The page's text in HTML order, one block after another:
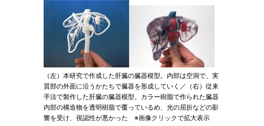
（左）本研究で作成した肝臓の臓器模型。内部は空洞で、実
質部の外面に沿うかたちで臓器を形成していく／（右）従来
手法で製作した肝臓の臓器模型。カラー樹脂で作られた臓器
内部の構造物を透明樹脂で覆っているめ、光の屈折などの影
響を受け、視認性が悪かった ※画像クリックで拡大表示